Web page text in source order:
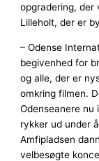
opgradering, der
Lilleholt, der er
– Odense
begivenhed for
og alle, der er
omkring filmen.
Odenseanere
rykker ud under
Amfipladsen
velbesøgte